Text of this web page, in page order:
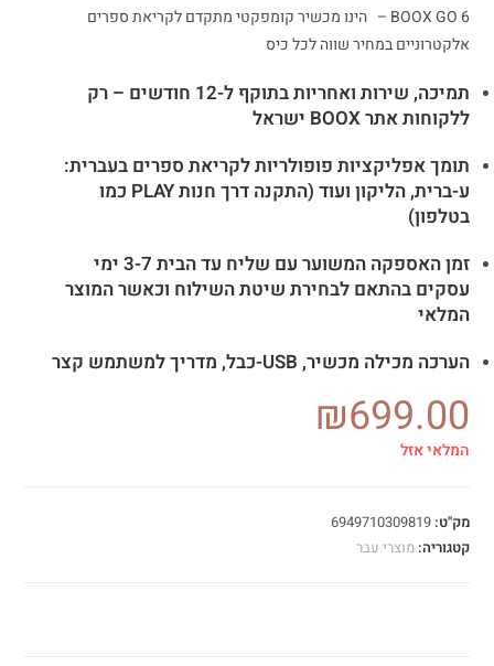
BOOX GO 6 – הינו מכשיר קומפקטי מתקדם לקריאת ספרים
אלקטרוניים במחיר שווה לכל כיס
תמיכה, שירות ואחריות בתוקף ל-12 חודשים – רק
ללקוחות אתר BOOX ישראל
תומך אפליקציות פופולריות לקריאת ספרים בעברית:
ע-ברית, הליקון ועוד (התקנה דרך חנות PLAY כמו
בטלפון)
זמן האספקה המשוער עם שליח עד הבית 3-7 ימי
עסקים בהתאם לבחירת שיטת השילוח וכאשר המוצר
המלאי
הערכה מכילה מכשיר, USB-כבל, מדריך למשתמש קצר
₪699.00
המלאי אזל
מק"ט:6949710309819
קטגוריה:מוצרי עבר